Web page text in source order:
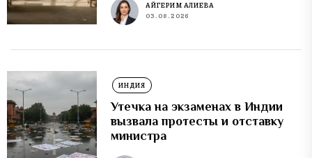
АЙГЕРИМ АЛИЕВА
03.08.2026
ИНДИЯ
Утечка на экзаменах в Индии
вызвала протесты и отставку
министра